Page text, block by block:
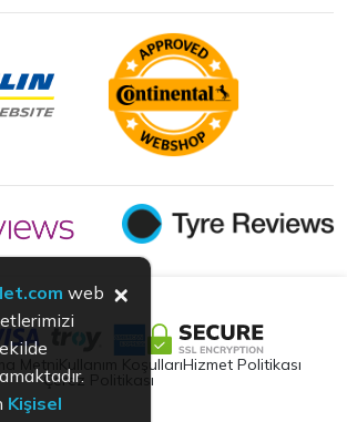
Metni Kullanım KoşullarıHizmet Politikası
Çerez Politikası
web
Kişisel
×